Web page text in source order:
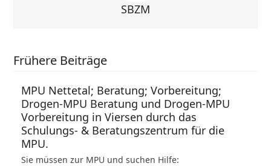
SBZM
Frühere Beiträge
MPU Nettetal; Beratung; Vorbereitung;
Drogen-MPU Beratung und Drogen-MPU
Vorbereitung in Viersen durch das
Schulungs- & Beratungszentrum für die
MPU.
Sie müssen zur MPU und suchen Hilfe: